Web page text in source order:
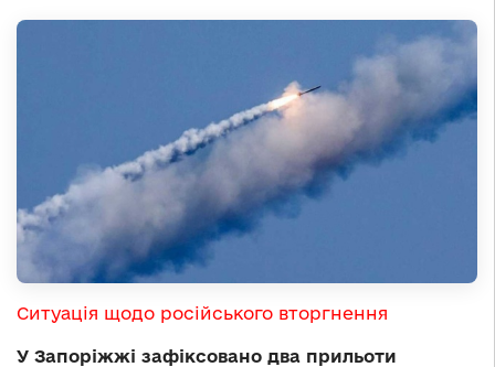
Ситуація щодо російського вторгнення
У Запоріжжі зафіксовано два прильоти